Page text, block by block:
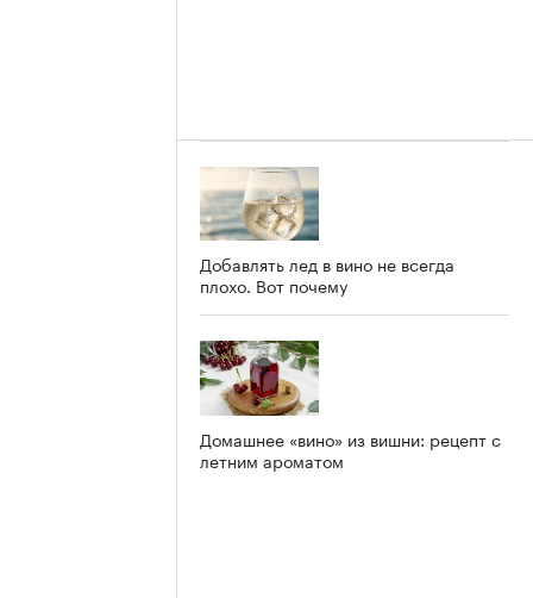
Добавлять лед в вино не всегда
плохо. Вот почему
Домашнее «вино» из вишни: рецепт с
летним ароматом